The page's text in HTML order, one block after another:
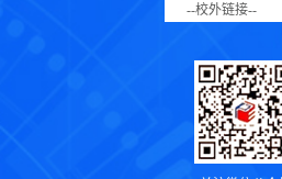
--校外链接--